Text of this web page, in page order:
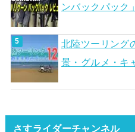
ンバックパック
北陸ツーリング
景・グルメ・キ
さすライダーチャンネル